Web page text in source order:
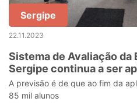
Sergipe
22.11.2023
Sistema de Avaliação da
Sergipe continua a ser
dezembro
A previsão é de que ao fim da
85 mil alunos